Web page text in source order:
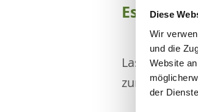
Diese
Wir
und die
Website
der
Es ist
Lass nicht
zurückhält,